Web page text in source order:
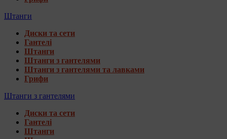
Штанги
Диски та сети
Гантелі
Штанги
Штанги з гантелями
Штанги з гантелями та лавками
Грифи
Штанги з гантелями
Диски та сети
Гантелі
Штанги